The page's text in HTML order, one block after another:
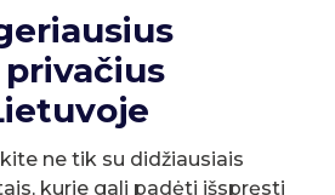
ne tik su didžiausiais
kurie gali padėti išspręsti